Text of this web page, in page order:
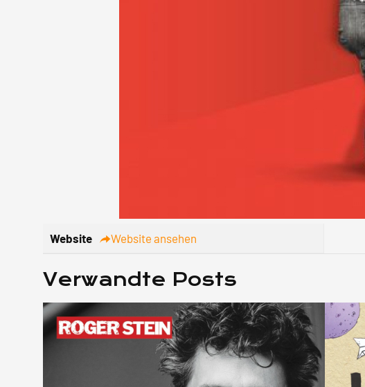
Website Website ansehen
Verwandte Posts